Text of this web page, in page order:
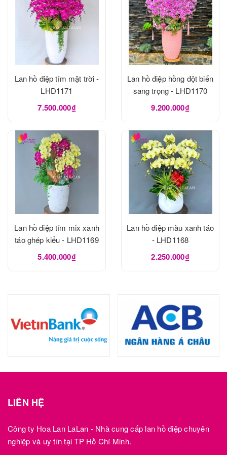
Lan hồ điệp tím mặt trời -
LHD1171
7.500.000₫
Lan hồ điệp hồng đột biến
sang trọng - LHD1170
9.200.000₫
Lan hồ điệp tím mix xanh
táo ghép kiểu - LHD1169
5.400.000₫
Lan hồ điệp màu xanh táo
- LHD1168
2.250.000₫
LIÊN HỆ
Công ty Hoa Lan LaLan - Nhà cung cấp lan hồ điệp chuyên
nghiệp và uy tín tại TP Hồ Chí Minh.